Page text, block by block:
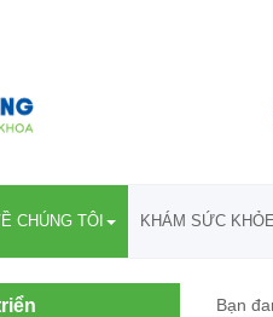
CHÚNG TÔI KHÁM SỨC
Bạn